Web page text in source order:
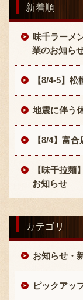
新着順
味千ラーメ
業のお知ら
【8/4-5】
地震に伴う
【8/4】富
【味千拉麺
お知らせ
カテゴリ
お知らせ・
ピックアッ